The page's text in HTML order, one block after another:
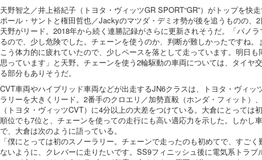
天野智之／井上裕紀子（トヨタ・ヴィッツGR SPORT“GR”）がトップを快
ポール・サントと権田哲也／Jackyのマツダ・デミオ勢が後を追うものの、
天野がリード。2018年から続く連勝記録がさらに更新されそうだ。「パノ
るので、少し危険でした。チェーンを使うのか、判断が難しかったですね
こう体力的に疲れていたので、少しペースを落として走っています。明日
思っています」と天野。チェーンを使う2輪駆動の車両については、タイヤ
る部分もありそうだ。
CVT車両やハイブリッド車両などが出走するJN6クラスは、トヨタ・ヴィッ
ラリーを大きくリード。2番手のクロエリ／加勢直毅（ホンダ・フィット）
（トヨタ・ヴィッツCVT）に4分以上の大差をつけている。大倉にとっては
順位でも7位と、チェーンを使っての走行にも高い適応力を示した。しかし
で、大倉は次のように語っている。
「僕にとっては初のスノーラリー。チェーンで走ったのも初めてで、すご
ないように、クレバーに走りたいです。SS9フィニッシュ後に電気系トラ